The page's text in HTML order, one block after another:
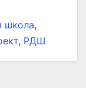
школа,
, РДШ